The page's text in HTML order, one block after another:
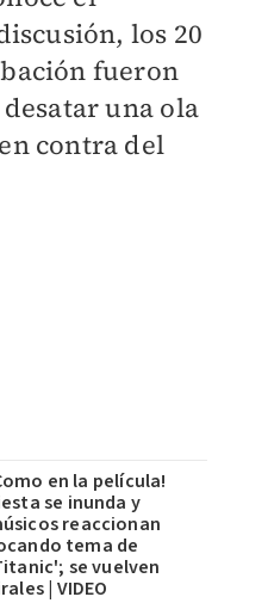
los 20
fueron
una ola
contra del
en la película!
se inunda y
reaccionan
tema de
se vuelven
| VIDEO